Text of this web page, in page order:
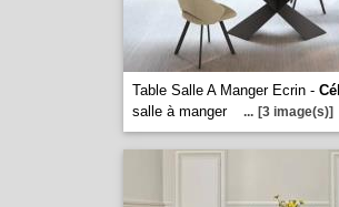
Table Salle A Manger Ecrin -
salle à manger
... [3 image(s)]